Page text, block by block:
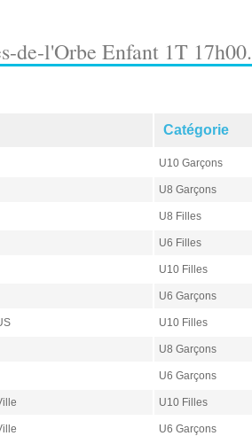
de-l'Orbe Enfant 1T 17h00.
Catégorie
U10 Garçons
U8 Garçons
U8 Filles
U6 Filles
U10 Filles
U6 Garçons
U10 Filles
U8 Garçons
U6 Garçons
U10 Filles
U6 Garçons